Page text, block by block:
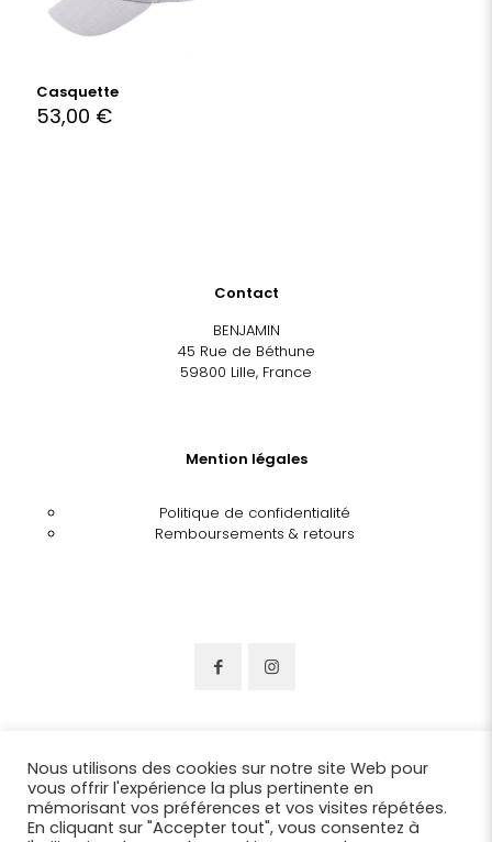
Casquette
53,00 €
Contact
BENJAMIN
45 Rue de Béthune
59800 Lille, France
Mention légales
Politique de confidentialité
Remboursements & retours
Nous utilisons des cookies sur notre site Web pour
vous offrir l'expérience la plus pertinente en
mémorisant vos préférences et vos visites répétées.
En cliquant sur "Accepter tout", vous consentez à